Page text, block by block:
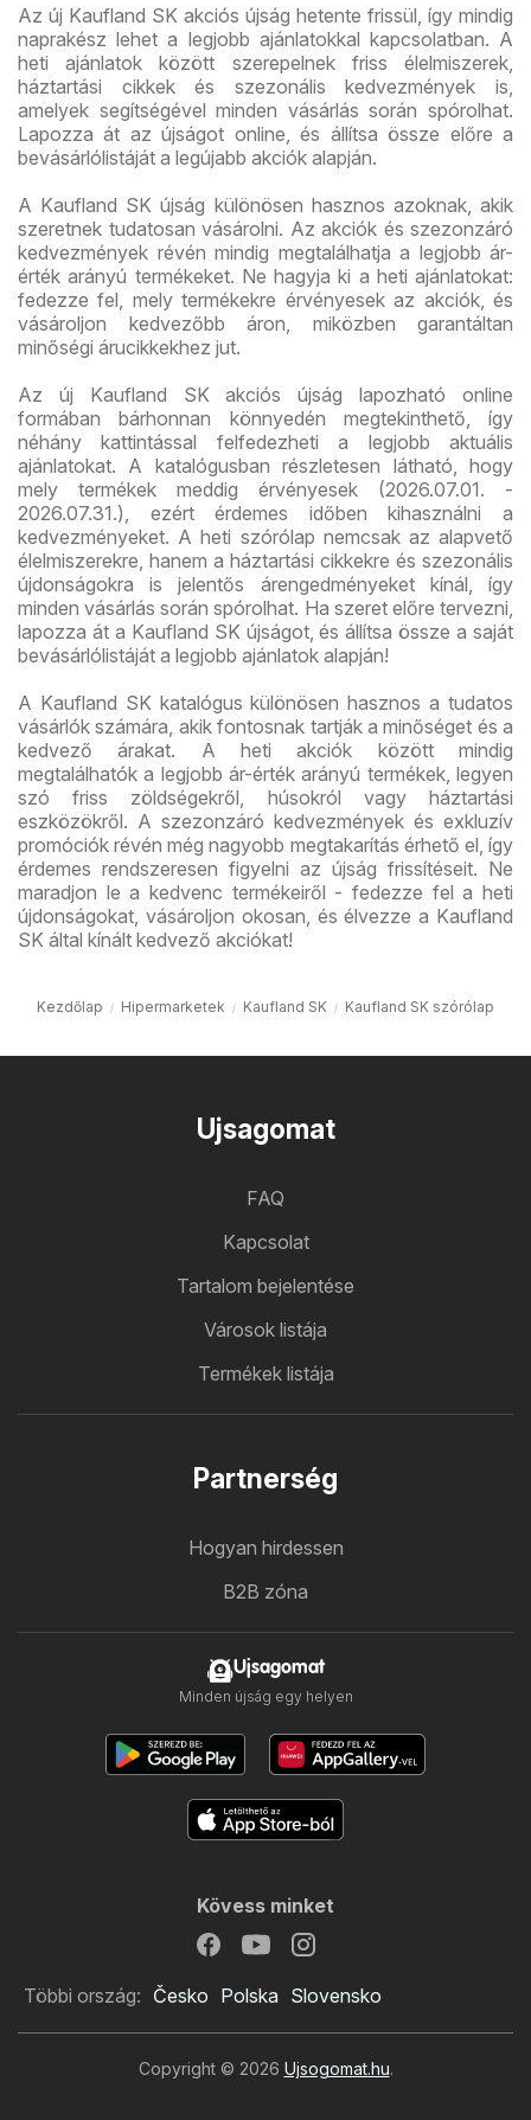
Az új Kaufland SK akciós újság hetente frissül, így mindig
naprakész lehet a legjobb ajánlatokkal kapcsolatban. A
heti ajánlatok között szerepelnek friss élelmiszerek,
háztartási cikkek és szezonális kedvezmények is,
amelyek segítségével minden vásárlás során spórolhat.
Lapozza át az újságot online, és állítsa össze előre a
bevásárlólistáját a legújabb akciók alapján.
A Kaufland SK újság különösen hasznos azoknak, akik
szeretnek tudatosan vásárolni. Az akciók és szezonzáró
kedvezmények révén mindig megtalálhatja a legjobb ár-
érték arányú termékeket. Ne hagyja ki a heti ajánlatokat:
fedezze fel, mely termékekre érvényesek az akciók, és
vásároljon kedvezőbb áron, miközben garantáltan
minőségi árucikkekhez jut.
Az új Kaufland SK akciós újság lapozható online
formában bárhonnan könnyedén megtekinthető, így
néhány kattintással felfedezheti a legjobb aktuális
ajánlatokat. A katalógusban részletesen látható, hogy
mely termékek meddig érvényesek (2026.07.01. -
2026.07.31.), ezért érdemes időben kihasználni a
kedvezményeket. A heti szórólap nemcsak az alapvető
élelmiszerekre, hanem a háztartási cikkekre és szezonális
újdonságokra is jelentős árengedményeket kínál, így
minden vásárlás során spórolhat. Ha szeret előre tervezni,
lapozza át a Kaufland SK újságot, és állítsa össze a saját
bevásárlólistáját a legjobb ajánlatok alapján!
A Kaufland SK katalógus különösen hasznos a tudatos
vásárlók számára, akik fontosnak tartják a minőséget és a
kedvező árakat. A heti akciók között mindig
megtalálhatók a legjobb ár-érték arányú termékek, legyen
szó friss zöldségekről, húsokról vagy háztartási
eszközökről. A szezonzáró kedvezmények és exkluzív
promóciók révén még nagyobb megtakarítás érhető el, így
érdemes rendszeresen figyelni az újság frissítéseit. Ne
maradjon le a kedvenc termékeiről - fedezze fel a heti
újdonságokat, vásároljon okosan, és élvezze a Kaufland
SK által kínált kedvező akciókat!
Kezdőlap Hipermarketek Kaufland SK Kaufland SK szórólap
Ujsagomat
FAQ
Kapcsolat
Tartalom bejelentése
Városok listája
Termékek listája
Partnerség
Hogyan hirdessen
B2B zóna
Ujsagomat
Minden újság egy helyen
Kövess minket
Többi ország: Česko Polska Slovensko
Copyright © 2026 Ujsogomat.hu.